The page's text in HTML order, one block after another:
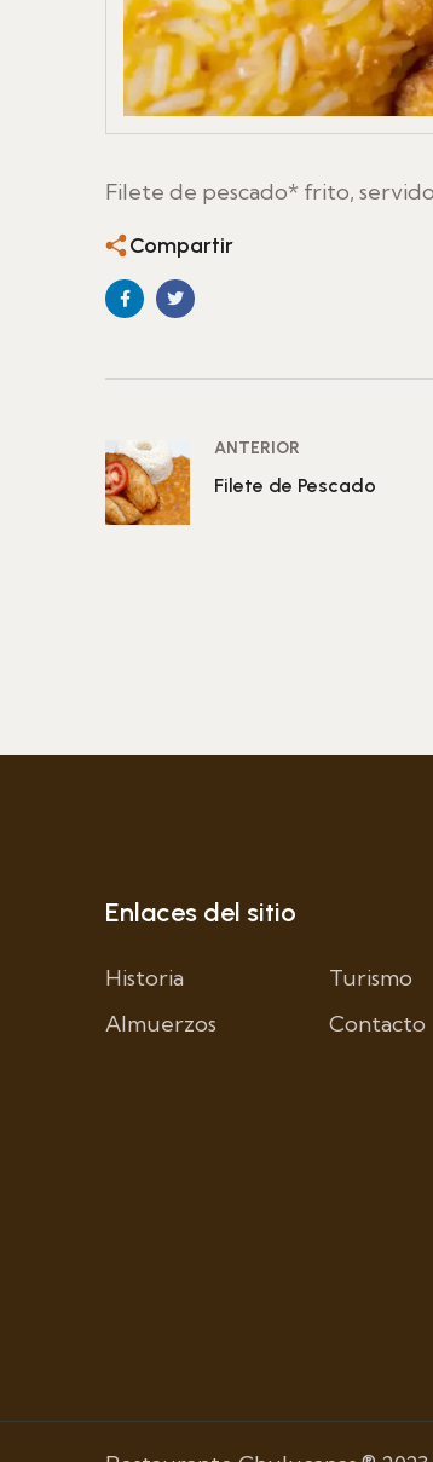
Filete de pescado* frito,
Compartir
ANTERIOR
Filete de Pescado
Enlaces del sitio
Historia
Turismo
Almuerzos
Contacto